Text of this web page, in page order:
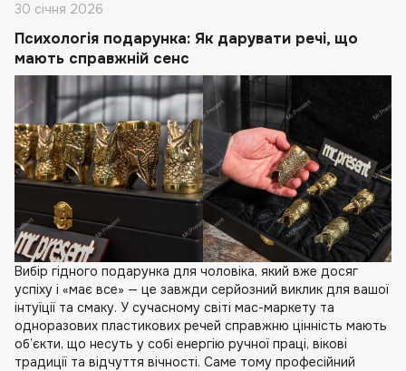
30 січня 2026
Психологія подарунка: Як дарувати речі, що
мають справжній сенс
Вибір гідного подарунка для чоловіка, який вже досяг
успіху і «має все» — це завжди серйозний виклик для вашої
інтуїції та смаку. У сучасному світі мас-маркету та
одноразових пластикових речей справжню цінність мають
об’єкти, що несуть у собі енергію ручної праці, вікові
традиції та відчуття вічності. Саме тому професійний